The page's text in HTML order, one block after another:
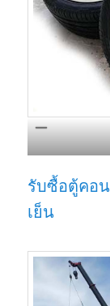
รับซื้อตู้คอ
เย็น